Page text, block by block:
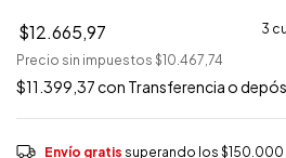
$12.665,97 3
Precio sin impuestos $10.467,74
$11.399,37con Transferencia o
Envío gratis superando los $150.000